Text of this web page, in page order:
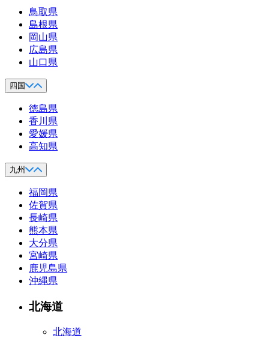
鳥取県
島根県
岡山県
広島県
山口県
四国
徳島県
香川県
愛媛県
高知県
九州
福岡県
佐賀県
長崎県
熊本県
大分県
宮崎県
鹿児島県
沖縄県
北海道
北海道